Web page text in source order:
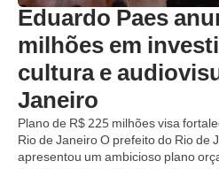
Eduardo Paes
milhões em
cultura e
Janeiro
Plano de R$ 225 milhões visa
Rio de Janeiro O prefeito do Rio de
apresentou um ambicioso plano